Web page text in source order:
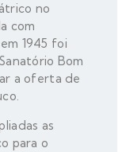
no
com
1945 foi
Bom
a oferta de
as
para o